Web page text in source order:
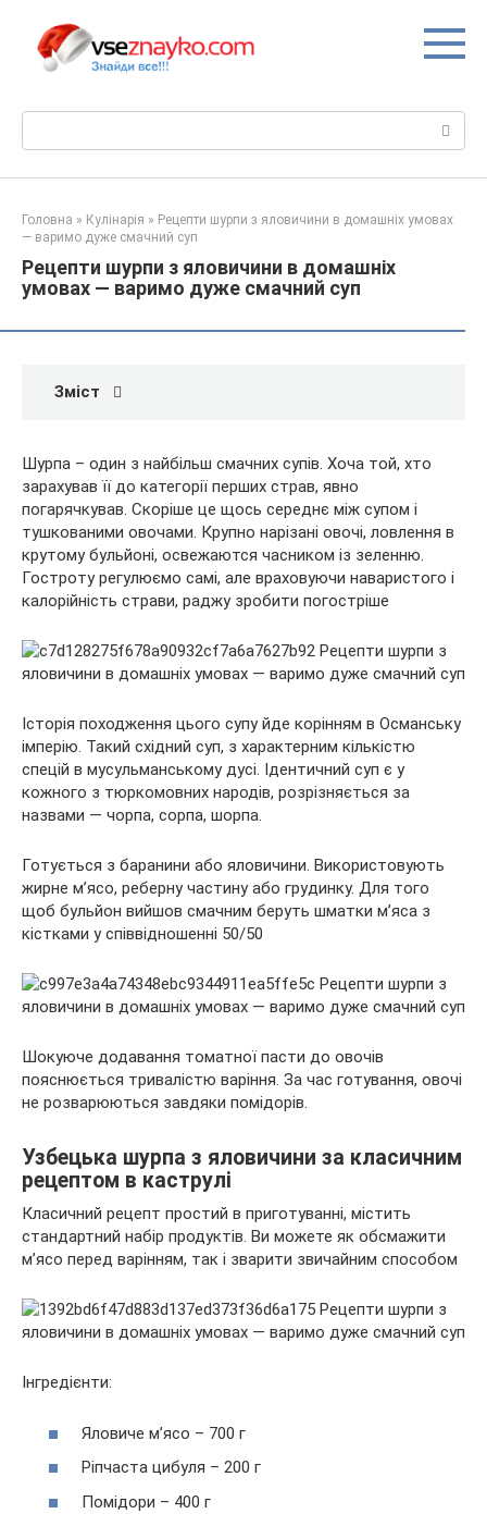
вмісту
Головна » Кулінарія » Рецепти шурпи з яловичини в домашніх умовах
— варимо дуже смачний суп
Рецепти шурпи з яловичини в домашніх
умовах — варимо дуже смачний суп
Зміст
Шурпа – один з найбільш смачних супів. Хоча той, хто
зарахував її до категорії перших страв, явно
погарячкував. Скоріше це щось середнє між супом і
тушкованими овочами. Крупно нарізані овочі, ловлення в
крутому бульйоні, освежаются часником із зеленню.
Гостроту регулюємо самі, але враховуючи наваристого і
калорійність страви, раджу зробити погостріше
Історія походження цього супу йде корінням в Османську
імперію. Такий східний суп, з характерним кількістю
спецій в мусульманському дусі. Ідентичний суп є у
кожного з тюркомовних народів, розрізняється за
назвами — чорпа, сорпа, шорпа.
Готується з баранини або яловичини. Використовують
жирне м’ясо, реберну частину або грудинку. Для того
щоб бульйон вийшов смачним беруть шматки м’яса з
кістками у співвідношенні 50/50
Шокуюче додавання томатної пасти до овочів
пояснюється тривалістю варіння. За час готування, овочі
не розварюються завдяки помідорів.
Узбецька шурпа з яловичини за класичним
рецептом в каструлі
Класичний рецепт простий в приготуванні, містить
стандартний набір продуктів. Ви можете як обсмажити
м’ясо перед варінням, так і зварити звичайним способом
Інгредієнти:
Яловиче м’ясо – 700 г
Ріпчаста цибуля – 200 г
Помідори – 400 г